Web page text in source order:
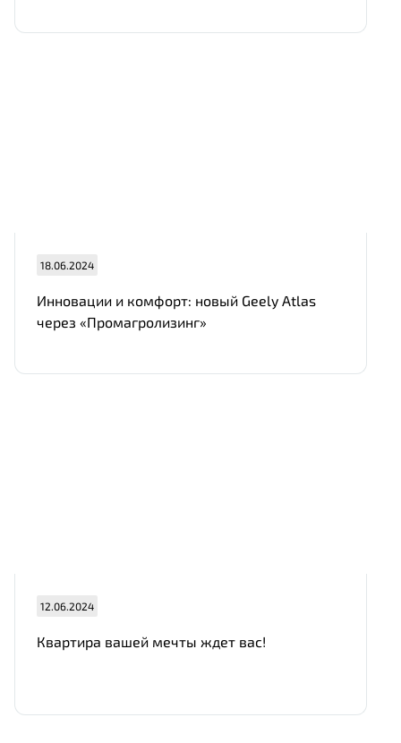
18.06.2024
Инновации и комфорт: новый Geely Atlas
через «Промагролизинг»
12.06.2024
Квартира вашей мечты ждет вас!